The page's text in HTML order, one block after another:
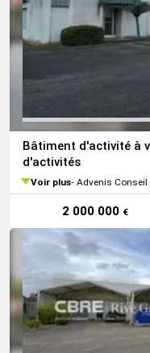
Bâtiment d'activité à
d'activités
Voir plus Advenis
2 000 000 €